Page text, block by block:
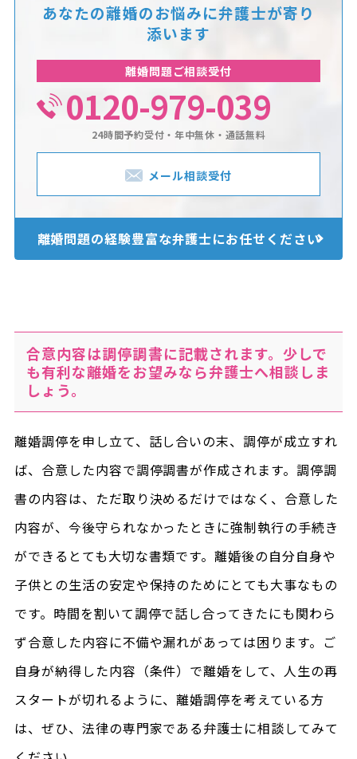
あなたの離婚のお悩みに弁護士が寄り
添います
離婚問題ご相談受付
0120-979-039
24時間予約受付・年中無休・通話無料
メール相談受付
離婚問題の経験豊富な弁護士にお任せください
合意内容は調停調書に記載されます。少しで
も有利な離婚をお望みなら弁護士へ相談しま
しょう。
離婚調停を申し立て、話し合いの末、調停が成立すれ
ば、合意した内容で調停調書が作成されます。調停調
書の内容は、ただ取り決めるだけではなく、合意した
内容が、今後守られなかったときに強制執行の手続き
ができるとても大切な書類です。離婚後の自分自身や
子供との生活の安定や保持のためにとても大事なもの
です。時間を割いて調停で話し合ってきたにも関わら
ず合意した内容に不備や漏れがあっては困ります。ご
自身が納得した内容（条件）で離婚をして、人生の再
スタートが切れるように、離婚調停を考えている方
は、ぜひ、法律の専門家である弁護士に相談してみて